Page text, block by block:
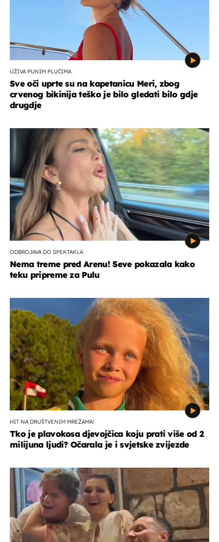
UŽIVA PUNIM PLUĆIMA
Sve oči uprte su na kapetanicu Meri, zbog
crvenog bikinija teško je bilo gledati bilo gdje
drugdje
ODBROJAVA DO SPEKTAKLA
Nema treme pred Arenu! Seve pokazala kako
teku pripreme za Pulu
HIT NA DRUŠTVENIM MREŽAMA!
Tko je plavokosa djevojčica koju prati više od 2
milijuna ljudi? Očarala je i svjetske zvijezde